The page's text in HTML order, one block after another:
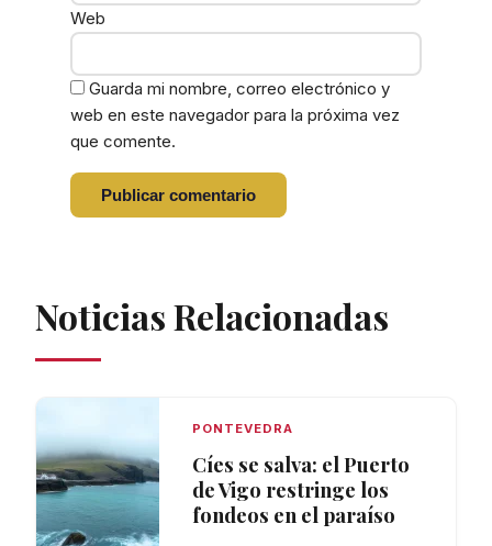
Web
Guarda mi nombre, correo electrónico y
web en este navegador para la próxima vez
que comente.
Noticias Relacionadas
PONTEVEDRA
Cíes se salva: el Puerto
de Vigo restringe los
fondeos en el paraíso